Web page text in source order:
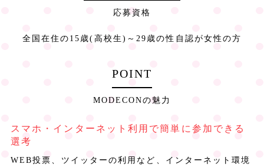
方も是非応募してみてください！人生は1度きり！応
応募資格
全国在住の15歳(高校生)～29歳の性自認が女性の方
POINT
MODECONの魅力
スマホ・インターネット利用で簡単に参加できる
選考
WEB投票、ツイッターの利用など、インターネット環境